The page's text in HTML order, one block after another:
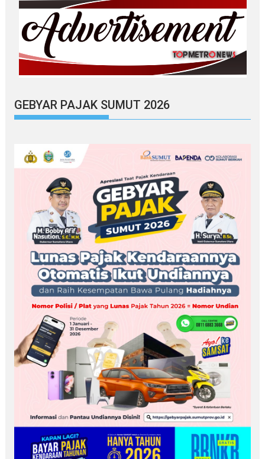
GEBYAR PAJAK SUMUT 2026